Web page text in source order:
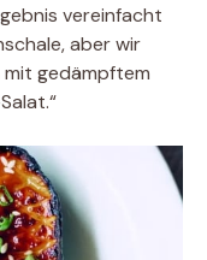
vereinfacht
aber wir
gedämpftem